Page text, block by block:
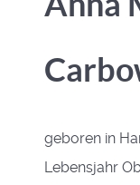
geboren in
Lebensjahr